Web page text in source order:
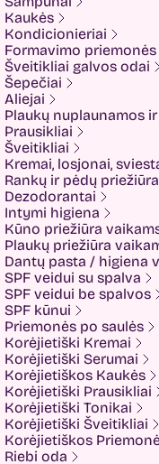
Fariis
Fixderma
Fluff
Formal Bee
Fusion
Glow Hub
HeadShock
Hiskin
Holika holika
Imbue
Imbue.
INOAR
Isntree
IUNIK
K-MOM
Kadus Professional
Keenwell
KLERADERM
KOSE
Kyra
LANEIGE
Look At Me
Luvum
LYL
Mancera
MEDI-PEEL
Medicube
MESOTECH
Kaukės
Kondicionieriai
Formavimo priemonės
Šveitikliai galvos odai
Šepečiai
Aliejai
Plaukų nuplaunamos
Prausikliai
Šveitikliai
Kremai, losjonai,
Rankų ir pėdų priežiūra
Dezodorantai
Intymi higiena
Kūno priežiūra
Plaukų priežiūra
Dantų pasta / higiena
SPF veidui su spalva
SPF veidui be spalvos
SPF kūnui
Priemonės po saulės
Korėjietiški Kremai
Korėjietiški Serumai
Korėjietiškos Kaukės
Korėjietiški Prausikliai
Korėjietiški Tonikai
Korėjietiški Šveitikliai
Korėjietiškos
Riebi oda